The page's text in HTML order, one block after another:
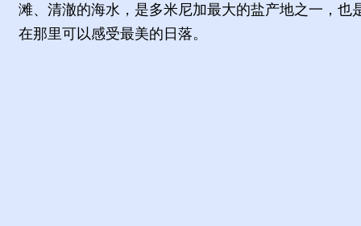
滩、清澈的海水，是多米尼加最大的盐产地之一，
在那里可以感受最美的日落。